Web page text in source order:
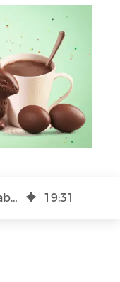
Perspectivas sobre la fabricación estacional de chocolate en EE. UU. vs Reino Unido 19:31